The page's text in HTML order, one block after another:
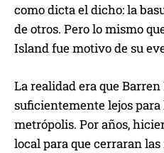
como dicta el dicho: la
de otros. Pero lo mismo
Island fue motivo de su
La realidad era que
suficientemente lejos para
metrópolis. Por años,
local para que cerraran